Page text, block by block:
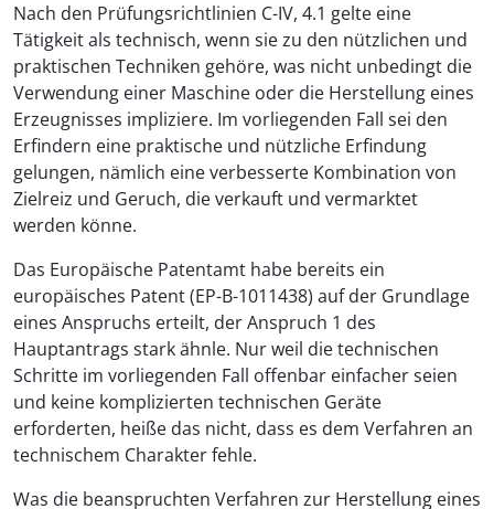
Nach den Prüfungsrichtlinien C-IV, 4.1 gelte eine
Tätigkeit als technisch, wenn sie zu den nützlichen und
praktischen Techniken gehöre, was nicht unbedingt die
Verwendung einer Maschine oder die Herstellung eines
Erzeugnisses impliziere. Im vorliegenden Fall sei den
Erfindern eine praktische und nützliche Erfindung
gelungen, nämlich eine verbesserte Kombination von
Zielreiz und Geruch, die verkauft und vermarktet
werden könne.
Das Europäische Patentamt habe bereits ein
europäisches Patent (EP-B-1011438) auf der Grundlage
eines Anspruchs erteilt, der Anspruch 1 des
Hauptantrags stark ähnle. Nur weil die technischen
Schritte im vorliegenden Fall offenbar einfacher seien
und keine komplizierten technischen Geräte
erforderten, heiße das nicht, dass es dem Verfahren an
technischem Charakter fehle.
Was die beanspruchten Verfahren zur Herstellung eines